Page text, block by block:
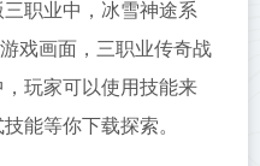
职业中，冰雪神途系
戏画面，三职业传奇战
玩家可以使用技能来
能等你下载探索。